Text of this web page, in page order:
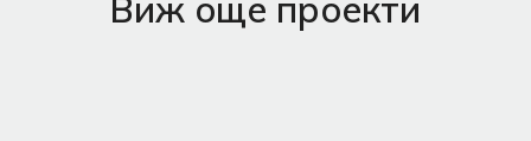
Виж още проекти